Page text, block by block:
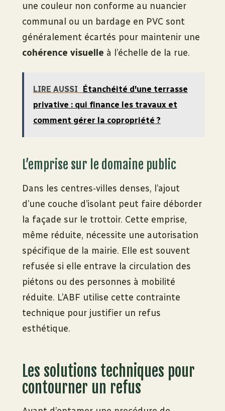
une couleur non conforme au nuancier
communal ou un bardage en PVC sont
généralement écartés pour maintenir une
cohérence visuelle à l’échelle de la rue.
LIRE AUSSI
Étanchéité d'une terrasse
privative : qui finance les travaux et
comment gérer la copropriété ?
L’emprise sur le domaine public
Dans les centres-villes denses, l’ajout
d’une couche d’isolant peut faire déborder
la façade sur le trottoir. Cette emprise,
même réduite, nécessite une autorisation
spécifique de la mairie. Elle est souvent
refusée si elle entrave la circulation des
piétons ou des personnes à mobilité
réduite. L’ABF utilise cette contrainte
technique pour justifier un refus
esthétique.
Les solutions techniques pour
contourner un refus